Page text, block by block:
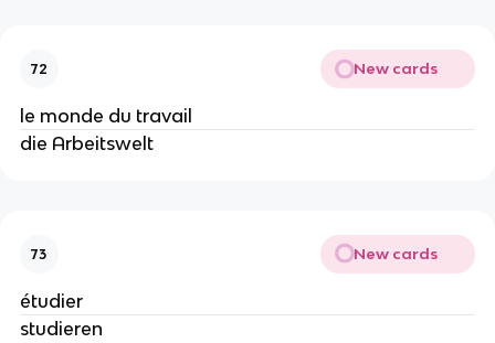
72 New cards
le monde du travail
die Arbeitswelt
73 New cards
étudier
studieren